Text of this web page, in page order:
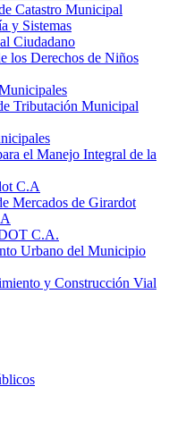
Catastro Municipal
y Sistemas
Ciudadano
los Derechos de Niños
Tributación Municipal
el Manejo Integral de la
C.A
Mercados de Girardot
C.A.
Urbano del Municipio
y Construcción Vial